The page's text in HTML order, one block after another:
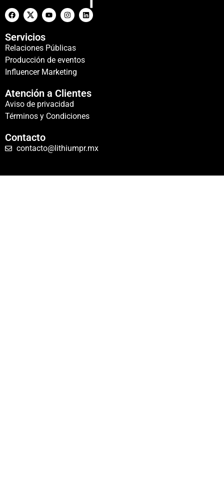
Servicios
Relaciones Públicas
Producción de eventos
Influencer Marketing
Atención a Clientes
Aviso de privacidad
Términos y Condiciones
Contacto
contacto@lithiumpr.mx